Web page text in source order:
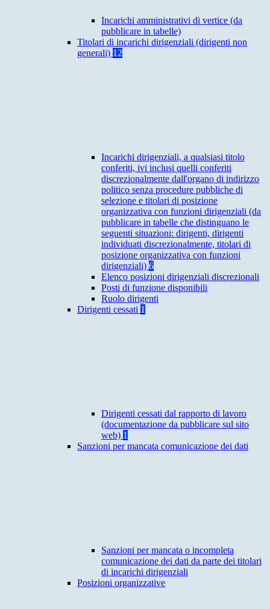
Incarichi amministrativi di vertice (da
pubblicare in tabelle)
Titolari di incarichi dirigenziali (dirigenti non
generali) 12
Incarichi dirigenziali, a qualsiasi titolo
conferiti, ivi inclusi quelli conferiti
discrezionalmente dall'organo di indirizzo
politico senza procedure pubbliche di
selezione e titolari di posizione
organizzativa con funzioni dirigenziali (da
pubblicare in tabelle che distinguano le
seguenti situazioni: dirigenti, dirigenti
individuati discrezionalmente, titolari di
posizione organizzativa con funzioni
dirigenziali) 6
Elenco posizioni dirigenziali discrezionali
Posti di funzione disponibili
Ruolo dirigenti
Dirigenti cessati 1
Dirigenti cessati dal rapporto di lavoro
(documentazione da pubblicare sul sito
web) 1
Sanzioni per mancata comunicazione dei dati
Sanzioni per mancata o incompleta
comunicazione dei dati da parte dei titolari
di incarichi dirigenziali
Posizioni organizzative